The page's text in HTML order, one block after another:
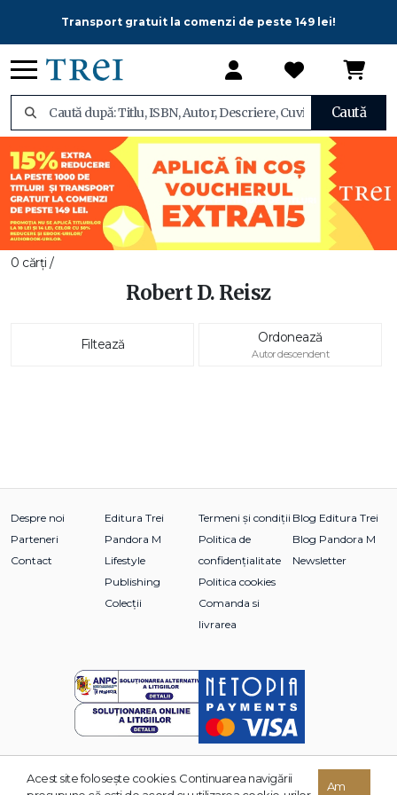
Transport gratuit la comenzi de peste 149 lei!
Caută
0 cărți /
Robert D. Reisz
Filtează Ordonează
Autor descendent
Despre noi
Parteneri
Contact
Editura Trei
Pandora M
Lifestyle
Publishing
Colecții
Termeni și condiții
Politica de
confidențialitate
Politica cookies
Comanda si
livrarea
Blog Editura Trei
Blog Pandora M
Newsletter
© 2026 Grupul Editorial TREI. Toate drepturile rezervate.
Acest site foloseşte cookies. Continuarea navigării
Am